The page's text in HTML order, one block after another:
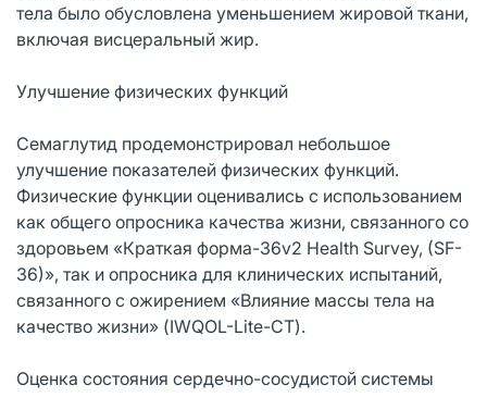
тела было обусловлена уменьшением жировой ткани,
включая висцеральный жир.
Улучшение физических функций
Семаглутид продемонстрировал небольшое
улучшение показателей физических функций.
Физические функции оценивались с использованием
как общего опросника качества жизни, связанного со
здоровьем «Краткая форма-36v2 Health Survey, (SF-
36)», так и опросника для клинических испытаний,
связанного с ожирением «Влияние массы тела на
качество жизни» (IWQOL-Lite-CT).
Оценка состояния сердечно-сосудистой системы